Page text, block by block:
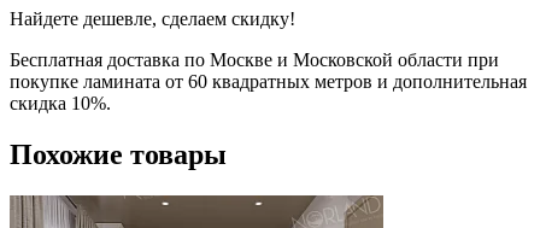
Найдете дешевле, сделаем скидку!
Бесплатная доставка по Москве и Московской области при
покупке ламината от 60 квадратных метров и дополнительная
скидка 10%.
Похожие товары